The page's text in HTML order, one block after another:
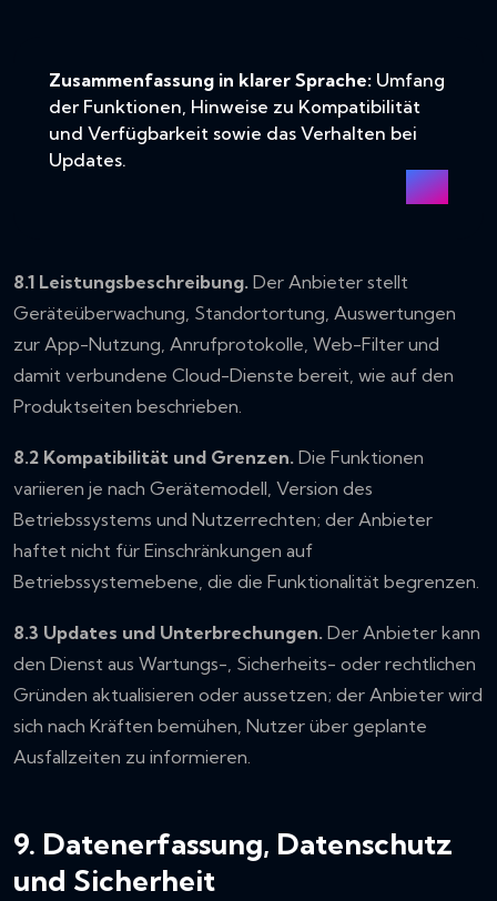
Zusammenfassung in klarer Sprache: Umfang
der Funktionen, Hinweise zu Kompatibilität
und Verfügbarkeit sowie das Verhalten bei
Updates.
8.1 Leistungsbeschreibung. Der Anbieter stellt
Geräteüberwachung, Standortortung, Auswertungen
zur App-Nutzung, Anrufprotokolle, Web-Filter und
damit verbundene Cloud-Dienste bereit, wie auf den
Produktseiten beschrieben.
8.2 Kompatibilität und Grenzen. Die Funktionen
variieren je nach Gerätemodell, Version des
Betriebssystems und Nutzerrechten; der Anbieter
haftet nicht für Einschränkungen auf
Betriebssystemebene, die die Funktionalität begrenzen.
8.3 Updates und Unterbrechungen. Der Anbieter kann
den Dienst aus Wartungs-, Sicherheits- oder rechtlichen
Gründen aktualisieren oder aussetzen; der Anbieter wird
sich nach Kräften bemühen, Nutzer über geplante
Ausfallzeiten zu informieren.
9. Datenerfassung, Datenschutz
und Sicherheit